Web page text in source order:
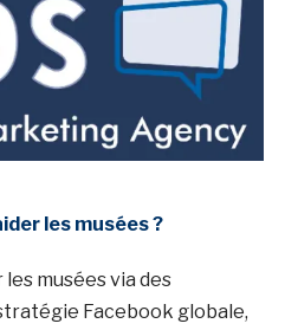
les musées ?
musées via des
Facebook globale,